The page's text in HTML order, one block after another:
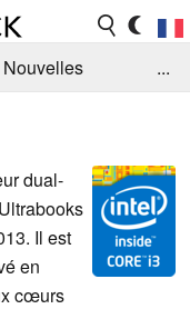
Nouvelles
...
dual-
Il est
en
cœurs